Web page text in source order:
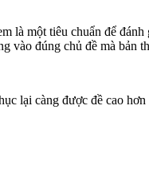
là một tiêu chuẩn để
vào đúng chủ đề mà bản
lại càng được đề cao